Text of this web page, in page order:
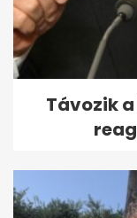
Távozik